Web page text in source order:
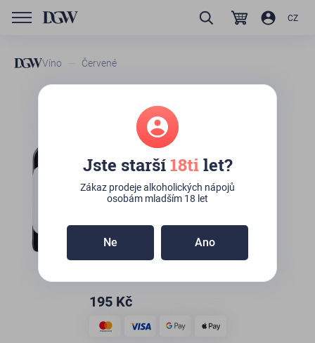
CZ
Víno Červené
8436610930154
Can Blau El Nen del Celler
Zboží není skladem
195 Kč
Jste starší18tilet?
Zákaz prodeje alkoholických nápojů
osobám mladším 18 let
Ne Ano